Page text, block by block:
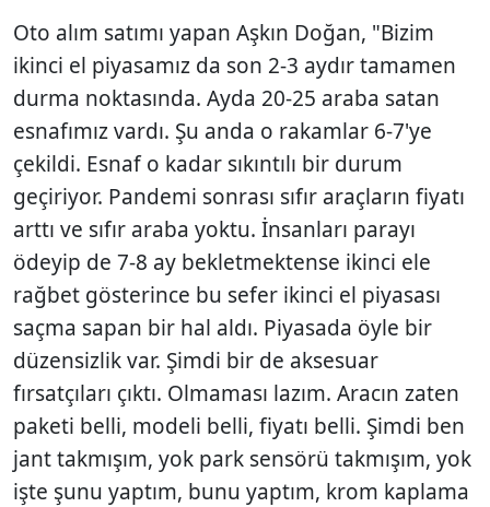
Oto alım satımı yapan Aşkın Doğan, "Bizim
ikinci el piyasamız da son 2-3 aydır tamamen
durma noktasında. Ayda 20-25 araba satan
esnafımız vardı. Şu anda o rakamlar 6-7'ye
çekildi. Esnaf o kadar sıkıntılı bir durum
geçiriyor. Pandemi sonrası sıfır araçların fiyatı
arttı ve sıfır araba yoktu. İnsanları parayı
ödeyip de 7-8 ay bekletmektense ikinci ele
rağbet gösterince bu sefer ikinci el piyasası
saçma sapan bir hal aldı. Piyasada öyle bir
düzensizlik var. Şimdi bir de aksesuar
fırsatçıları çıktı. Olmaması lazım. Aracın zaten
paketi belli, modeli belli, fiyatı belli. Şimdi ben
jant takmışım, yok park sensörü takmışım, yok
işte şunu yaptım, bunu yaptım, krom kaplama